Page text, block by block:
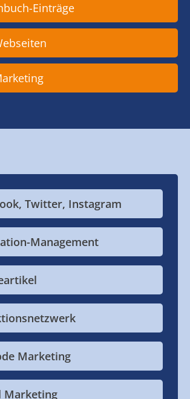
Einträge
Twitter, Instagram
Management
Marketing
Marketing